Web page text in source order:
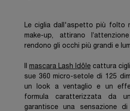
Le ciglia dall'aspetto più folto
make-up, attirano
rendono gli occhi più grandi e
mascara Lash Idôle cattura
sue 360 micro-setole di 125
un look a ventaglio e un
formula caratterizzata da
garantisce una sensazione